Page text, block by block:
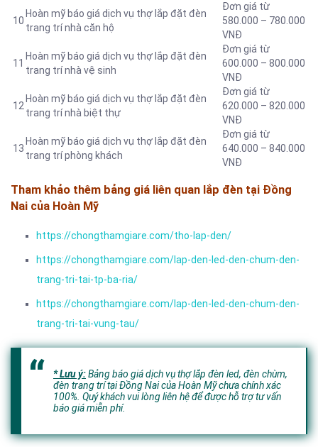
10
Hoàn mỹ báo giá dịch vụ thợ lắp đặt đèn
trang trí nhà căn hộ
Đơn giá từ
580.000 – 780.000
VNĐ
11
Hoàn mỹ báo giá dịch vụ thợ lắp đặt đèn
trang trí nhà vệ sinh
Đơn giá từ
600.000 – 800.000
VNĐ
12
Hoàn mỹ báo giá dịch vụ thợ lắp đặt đèn
trang trí nhà biệt thự
Đơn giá từ
620.000 – 820.000
VNĐ
13
Hoàn mỹ báo giá dịch vụ thợ lắp đặt đèn
trang trí phòng khách
Đơn giá từ
640.000 – 840.000
VNĐ
Tham khảo thêm bảng giá liên quan lắp đèn tại Đồng
Nai của Hoàn Mỹ
https://chongthamgiare.com/tho-lap-den/
https://chongthamgiare.com/lap-den-led-den-chum-den-
trang-tri-tai-tp-ba-ria/
https://chongthamgiare.com/lap-den-led-den-chum-den-
trang-tri-tai-vung-tau/
* Lưu ý:Bảng báo giá dịch vụ thợ lắp đèn led, đèn chùm,
đèn trang trí tại Đồng Nai của Hoàn Mỹ chưa chính xác
100%. Quý khách vui lòng liên hệ để được hỗ trợ tư vấn
báo giá miễn phí.